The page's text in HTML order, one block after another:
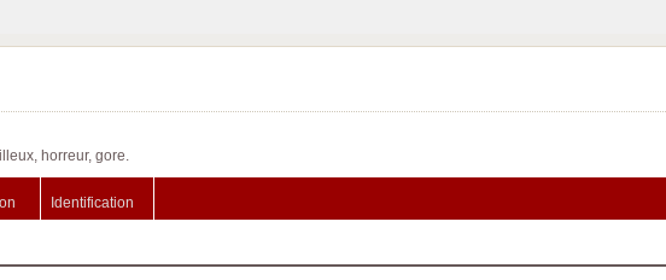
horreur, gore.
Identification